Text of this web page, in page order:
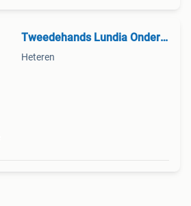
Tweedehands Lundia Onderdelen
Heteren